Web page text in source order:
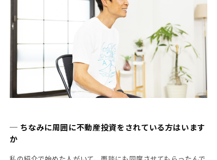
─ ちなみに周囲に不動産投資をされている方はいます
か